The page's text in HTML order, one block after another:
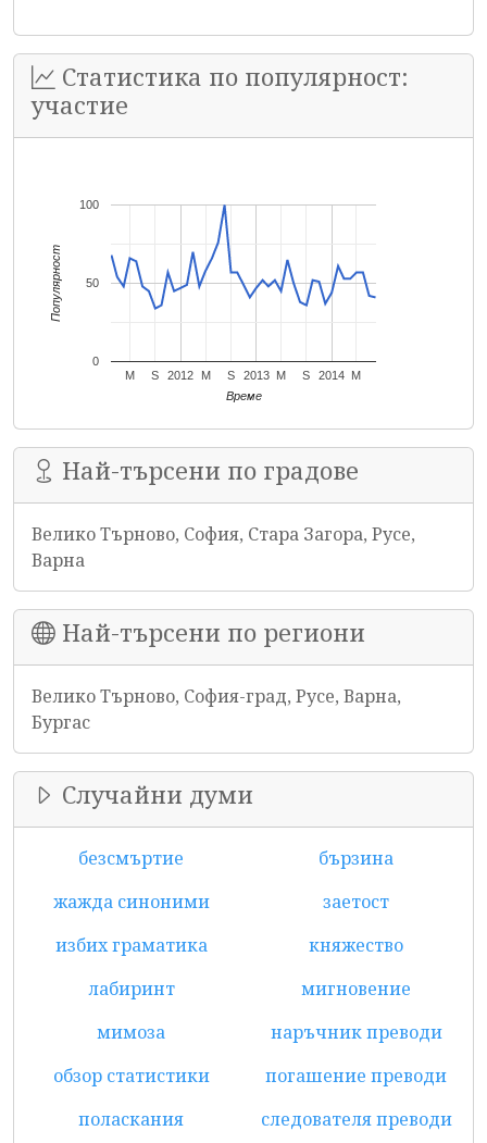
Статистика по популярност:
участие
2012 2013 2014
M S M S M S M
0
50
100
Време
Популярност
Най-търсени по градове
Велико Търново, София, Стара Загора, Русе,
Варна
Най-търсени по региони
Велико Търново, София-град, Русе, Варна,
Бургас
Случайни думи
безсмъртие
бързина
жажда синоними
заетост
избих граматика
княжество
лабиринт
мигновение
мимоза
наръчник преводи
обзор статистики
погашение преводи
поласкания
следователя преводи